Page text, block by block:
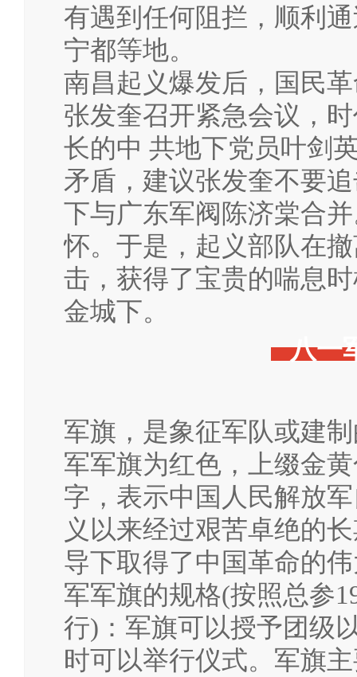
有遇到任何阻拦，顺利
宁都等地。
南昌起义爆发后，国民
张发奎召开紧急会议，
长的中 共地下党员叶剑
矛盾，建议张发奎不要
下与广东军阀陈济棠合
怀。于是，起义部队在
击，获得了宝贵的喘息
金城下。
八一
军旗，是象征军队或建
军军旗为红色，上缀金
字，表示中国人民解放
义以来经过艰苦卓绝的
导下取得了中国革命的
军军旗的规格(按照总参
行)：军旗可以授予团级
时可以举行仪式。军旗